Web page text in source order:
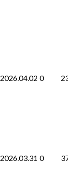
2026.04.02 0
2026.03.31 0